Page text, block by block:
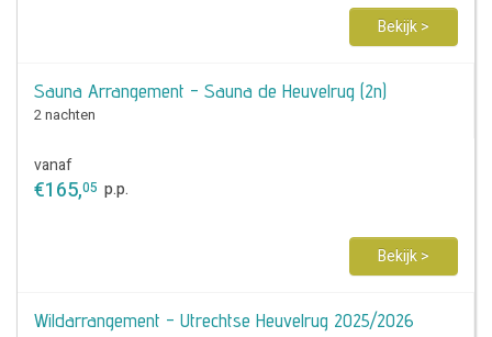
Bekijk >
Sauna Arrangement - Sauna de Heuvelrug (2n)
2 nachten
vanaf
€165,05 p.p.
Bekijk >
Wildarrangement - Utrechtse Heuvelrug 2025/2026